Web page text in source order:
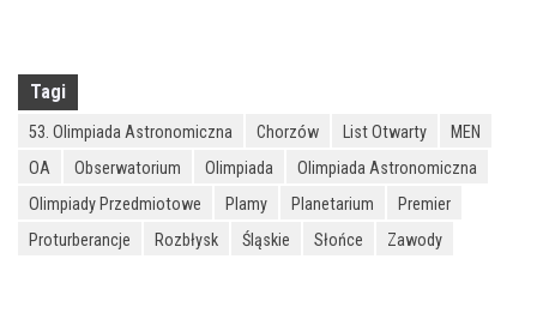
Tagi
53. Olimpiada Astronomiczna Chorzów List Otwarty
MEN
OA
Obserwatorium Olimpiada
Olimpiada Astronomiczna
Olimpiady Przedmiotowe
Plamy Planetarium
Premier
Proturberancje
Rozbłysk Śląskie Słońce Zawody